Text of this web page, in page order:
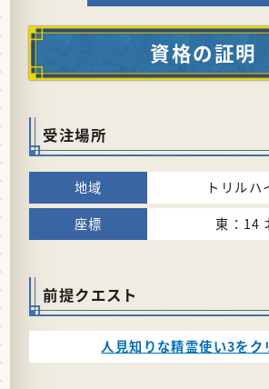
資格の証明
受注場所
トリルハ
東：14
前提クエスト
人見知りな精霊使い3をク